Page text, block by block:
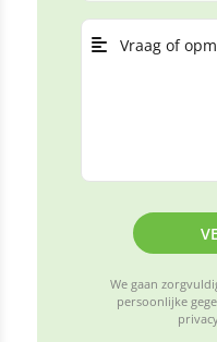
We gaan
persoonlijke